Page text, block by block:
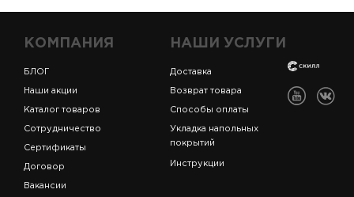
КОМПАНИЯ
БЛОГ
Наши акции
Каталог товаров
Сотрудничество
Сертификаты
Договор
Вакансии
НАШИ УСЛУГИ
Доставка
Возврат товара
Способы оплаты
Укладка напольных
покрытий
Инструкции